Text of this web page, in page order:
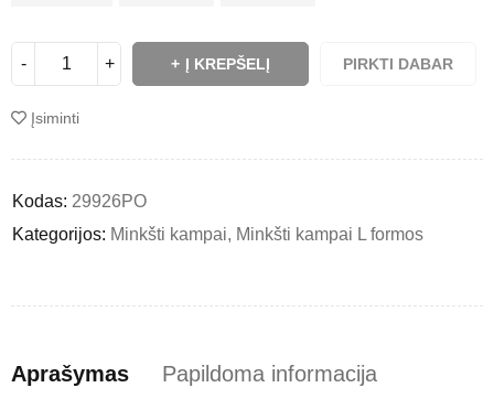
Į KREPŠELĮ PIRKTI DABAR
Įsiminti
Kodas: 29926PO
Kategorijos: Minkšti kampai, Minkšti kampai L formos
Aprašymas Papildoma informacija